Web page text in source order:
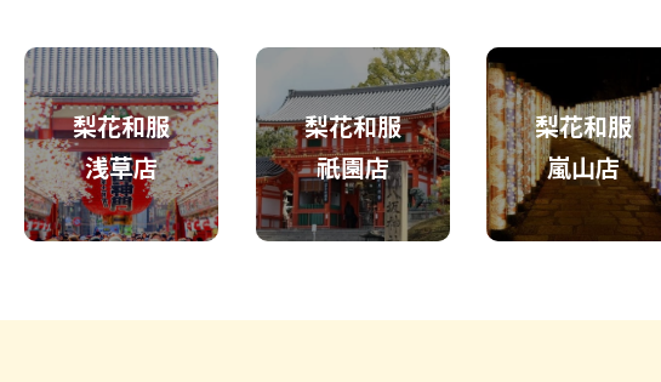
梨花和服
浅草店
梨花和服
祇園店
梨花和服
嵐山店